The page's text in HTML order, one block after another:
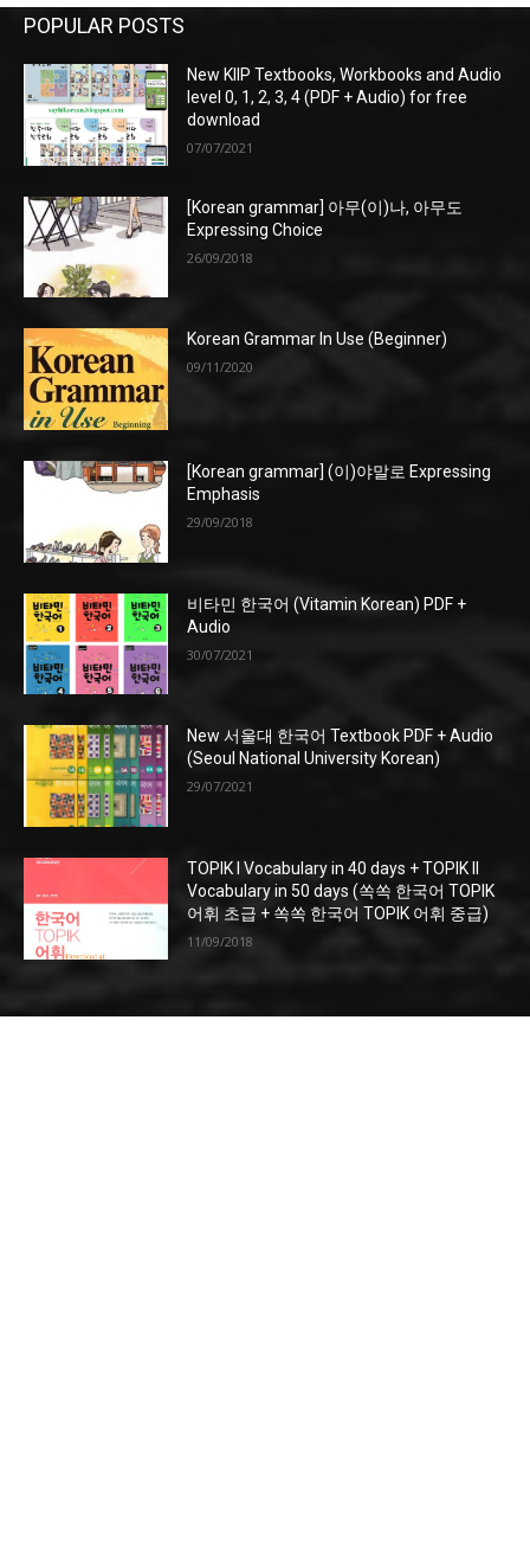
POPULAR POSTS
New KIIP Textbooks, Workbooks and Audio
level 0, 1, 2, 3, 4 (PDF + Audio) for free
download
07/07/2021
[Korean grammar] 아무(이)나, 아무도
Expressing Choice
26/09/2018
Korean Grammar In Use (Beginner)
09/11/2020
[Korean grammar] (이)야말로 Expressing
Emphasis
29/09/2018
비타민 한국어 (Vitamin Korean) PDF +
Audio
30/07/2021
New 서울대 한국어 Textbook PDF + Audio
(Seoul National University Korean)
29/07/2021
TOPIK I Vocabulary in 40 days + TOPIK II
Vocabulary in 50 days (쏙쏙 한국어 TOPIK
어휘 초급 + 쏙쏙 한국어 TOPIK 어휘 중급)
11/09/2018